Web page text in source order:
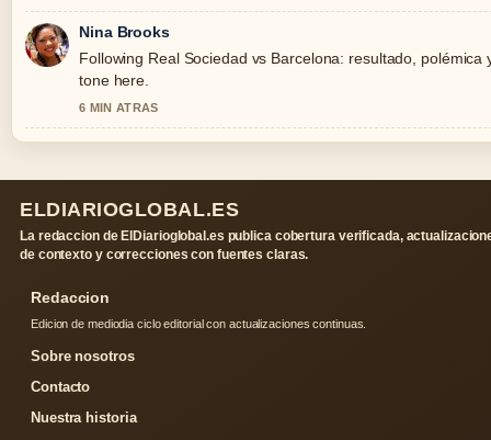
Nina Brooks
Following Real Sociedad vs Barcelona: resultado,
tone here.
6 MIN ATRAS
ELDIARIOGLOBAL.ES
La redaccion de ElDiarioglobal.es publica cobertura verificada,
de contexto y correcciones con fuentes claras.
Redaccion
Edicion de mediodia ciclo editorial con actualizaciones continuas.
Sobre nosotros
Contacto
Nuestra historia